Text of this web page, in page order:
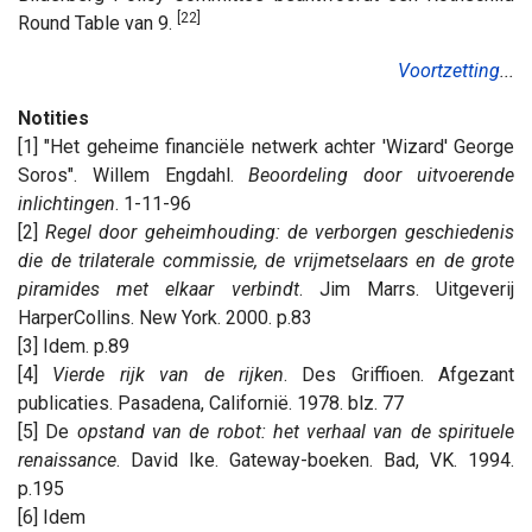
Round Table van 9. [22]
Voortzetting...
Notities
[1] "Het geheime financiële netwerk achter 'Wizard' George
Soros". Willem Engdahl.Beoordeling door uitvoerende
inlichtingen. 1-11-96
[2]Regel door geheimhouding: de verborgen geschiedenis
die de trilaterale commissie, de vrijmetselaars en de grote
piramides met elkaar verbindt. Jim Marrs. Uitgeverij
HarperCollins. New York. 2000. p.83
[3] Idem. p.89
[4] Vierde rijk van de rijken. Des Griffioen. Afgezant
publicaties. Pasadena, Californië. 1978. blz. 77
[5] De opstand van de robot: het verhaal van de spirituele
renaissance. David Ike. Gateway-boeken. Bad, VK. 1994.
p.195
[6] Idem